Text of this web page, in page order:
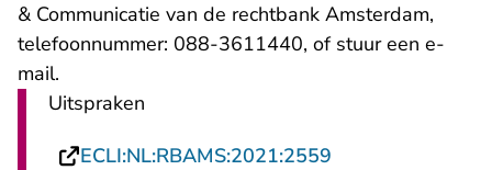
& Communicatie van de rechtbank Amsterdam,
telefoonnummer: 088-3611440, of stuur een e-
mail- U verlaat Rechtspraak.nl
.
Uitspraken
ECLI:NL:RBAMS:2021:2559